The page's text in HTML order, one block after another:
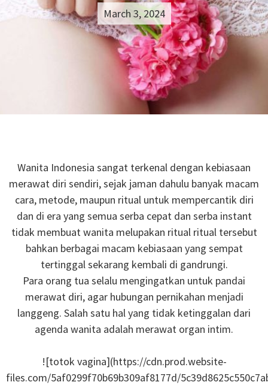
March 3, 2024
Wanita Indonesia sangat terkenal dengan kebiasaan
merawat diri sendiri, sejak jaman dahulu banyak macam
cara, metode, maupun ritual untuk mempercantik diri
dan di era yang semua serba cepat dan serba instant
tidak membuat wanita melupakan ritual ritual tersebut
bahkan berbagai macam kebiasaan yang sempat
tertinggal sekarang kembali di gandrungi.
Para orang tua selalu mengingatkan untuk pandai
merawat diri, agar hubungan pernikahan menjadi
langgeng. Salah satu hal yang tidak ketinggalan dari
agenda wanita adalah merawat organ intim.
![totok vagina](https://cdn.prod.website-
files.com/5af0299f70b69b309af8177d/